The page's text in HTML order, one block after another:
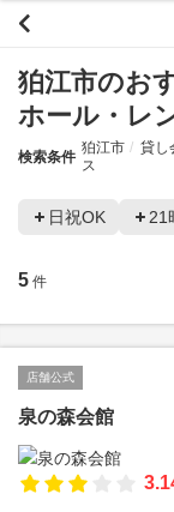
狛江市のお
ホール・レ
検索条件
狛江市
貸し
ス
日祝OK 21
5 件
店舗公式
泉の森会館